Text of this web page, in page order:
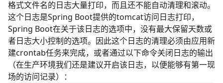
格式文件名的日志大量打印，而且还不能自动清理和滚动。
这个日志是Spring Boot提供的tomcat访问日志打印，
Spring Boot在关于该日志的选项中，没有最大保留天数或
者日志大小控制的选项。因此这个日志的清理必须由应用新
建crontab任务来完成，或者通过以下命令关闭日志的输出
（在生产环境我们还是建议开启该日志，以便能够有第一现
场的访问记录）：